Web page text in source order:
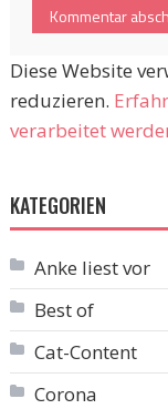
Diese Website
reduzieren.
verarbeitet
KATEGORIEN
Anke liest vor
Best of
Cat-Content
Corona